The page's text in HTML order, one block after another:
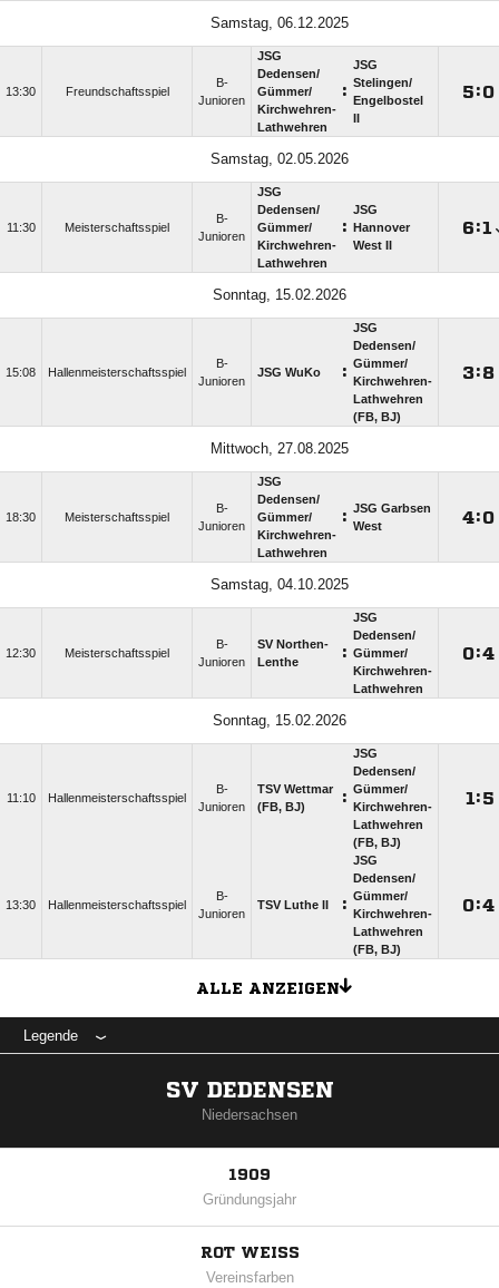
Samstag, 06.12.2025
13:30 Freundschaftsspiel
B-
Junioren
JSG
Dedensen/​
Gümmer/​
Kirchwehren-
Lathwehren
:
JSG
Stelingen/​
Engelbostel
:
Samstag, 02.05.2026
11:30 Meisterschaftsspiel
B-
Junioren
JSG
Dedensen/​
Gümmer/​
Kirchwehren-
Lathwehren
:
JSG
Hannover
West II
:
Sonntag, 15.02.2026
15:08 Hallenmeisterschaftsspiel
B-
Junioren
JSG WuKo :
JSG
Dedensen/​
Gümmer/​
Kirchwehren-
Lathwehren
(FB, BJ)
:
Mittwoch, 27.08.2025
18:30 Meisterschaftsspiel
B-
Junioren
JSG
Dedensen/​
Gümmer/​
Kirchwehren-
Lathwehren
: JSG Garbsen
West
:
Samstag, 04.10.2025
12:30 Meisterschaftsspiel
B-
Junioren
SV Northen-
Lenthe
:
JSG
Dedensen/​
Gümmer/​
Kirchwehren-
Lathwehren
:
Sonntag, 15.02.2026
11:10 Hallenmeisterschaftsspiel
B-
Junioren
TSV Wettmar
(FB, BJ)
:
JSG
Dedensen/​
Gümmer/​
Kirchwehren-
Lathwehren
(FB, BJ)
:
13:30 Hallenmeisterschaftsspiel
B-
Junioren
TSV Luthe II :
JSG
Dedensen/​
Gümmer/​
Kirchwehren-
Lathwehren
(FB, BJ)
:
ALLE ANZEIGEN
Legende
SV DEDENSEN
Niedersachsen
1909
Gründungsjahr
ROT WEISS
Vereinsfarben